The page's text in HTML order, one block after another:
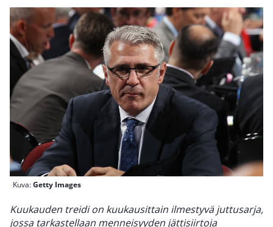
Kuva:Getty Images
Kuukauden treidi on kuukausittain ilmestyvä juttusarja,
jossa tarkastellaan menneisyyden jättisiirtoja